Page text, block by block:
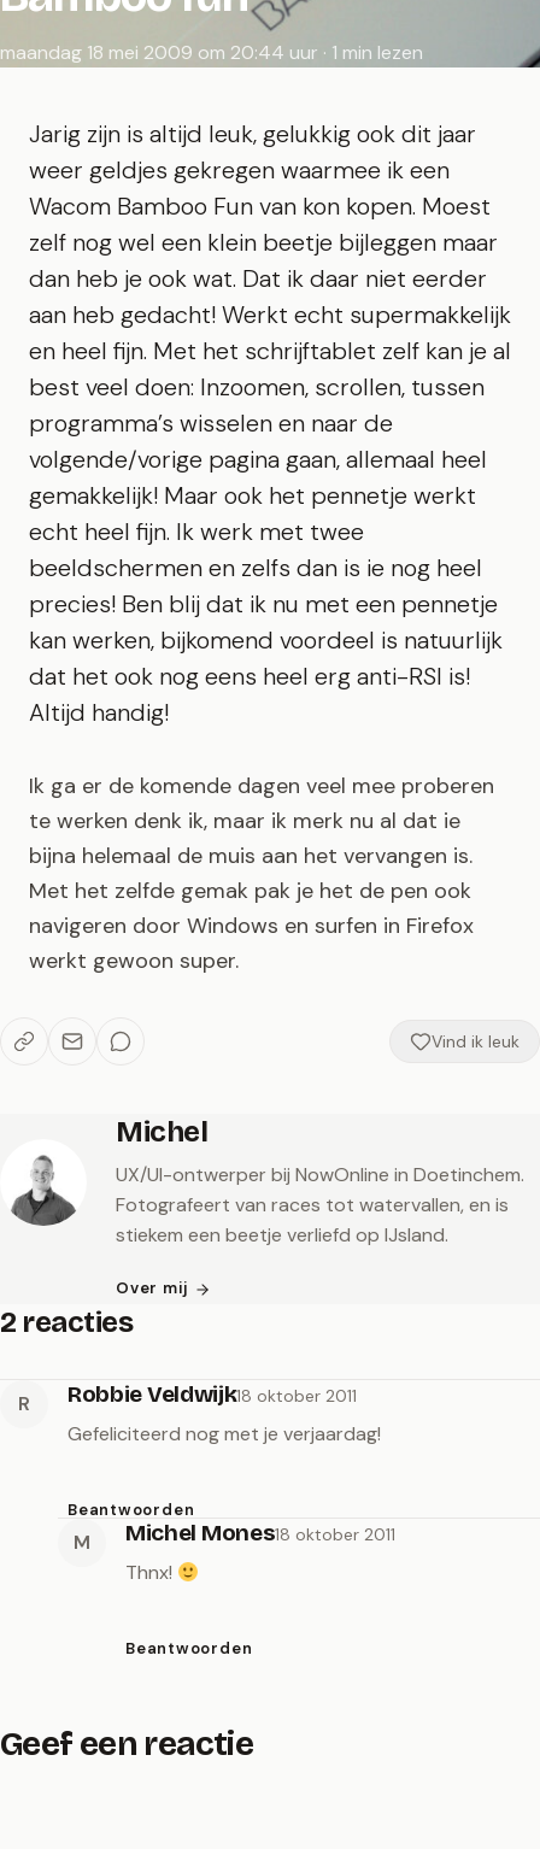
maandag 18 mei 2009 om 20:44 uur · 1 min lezen
Jarig zijn is altijd leuk, gelukkig ook dit jaar
weer geldjes gekregen waarmee ik een
Wacom Bamboo Fun van kon kopen. Moest
zelf nog wel een klein beetje bijleggen maar
dan heb je ook wat. Dat ik daar niet eerder
aan heb gedacht! Werkt echt supermakkelijk
en heel fijn. Met het schrijftablet zelf kan je al
best veel doen: Inzoomen, scrollen, tussen
programma’s wisselen en naar de
volgende/vorige pagina gaan, allemaal heel
gemakkelijk! Maar ook het pennetje werkt
echt heel fijn. Ik werk met twee
beeldschermen en zelfs dan is ie nog heel
precies! Ben blij dat ik nu met een pennetje
kan werken, bijkomend voordeel is natuurlijk
dat het ook nog eens heel erg anti-RSI is!
Altijd handig!
Ik ga er de komende dagen veel mee proberen
te werken denk ik, maar ik merk nu al dat ie
bijna helemaal de muis aan het vervangen is.
Met het zelfde gemak pak je het de pen ook
navigeren door Windows en surfen in Firefox
werkt gewoon super.
Vind ik leuk
Michel
UX/UI-ontwerper bij NowOnline in Doetinchem.
Fotografeert van races tot watervallen, en is
stiekem een beetje verliefd op IJsland.
Over mij
2 reacties
R Robbie Veldwijk18 oktober 2011
Gefeliciteerd nog met je verjaardag!
Beantwoorden
M Michel Mones18 oktober 2011
Thnx!
Beantwoorden
Geef een reactie